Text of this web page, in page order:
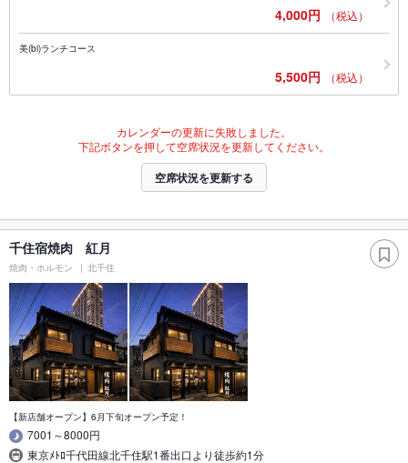
4,000円 （税込）
美(bi)ランチコース
5,500円 （税込）
カレンダーの更新に失敗しました。
下記ボタンを押して空席状況を更新してください。
空席状況を更新する
千住宿焼肉 紅月
焼肉・ホルモン 北千住
【新店舗オープン】6月下旬オープン予定！
7001～8000円
東京ﾒﾄﾛ千代田線北千住駅1番出口より徒歩約1分